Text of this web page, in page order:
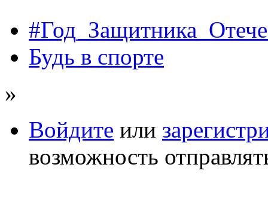
Будь в спорте
»
Войдите или
возможность